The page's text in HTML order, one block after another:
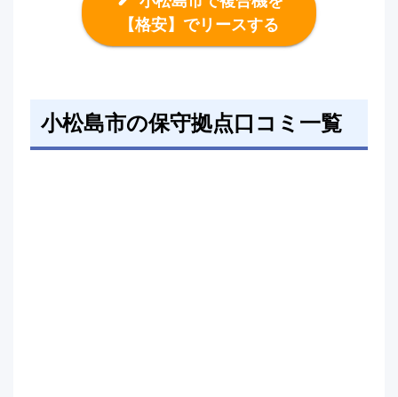
【格安】でリースする
小松島市の保守拠点口コミ一覧